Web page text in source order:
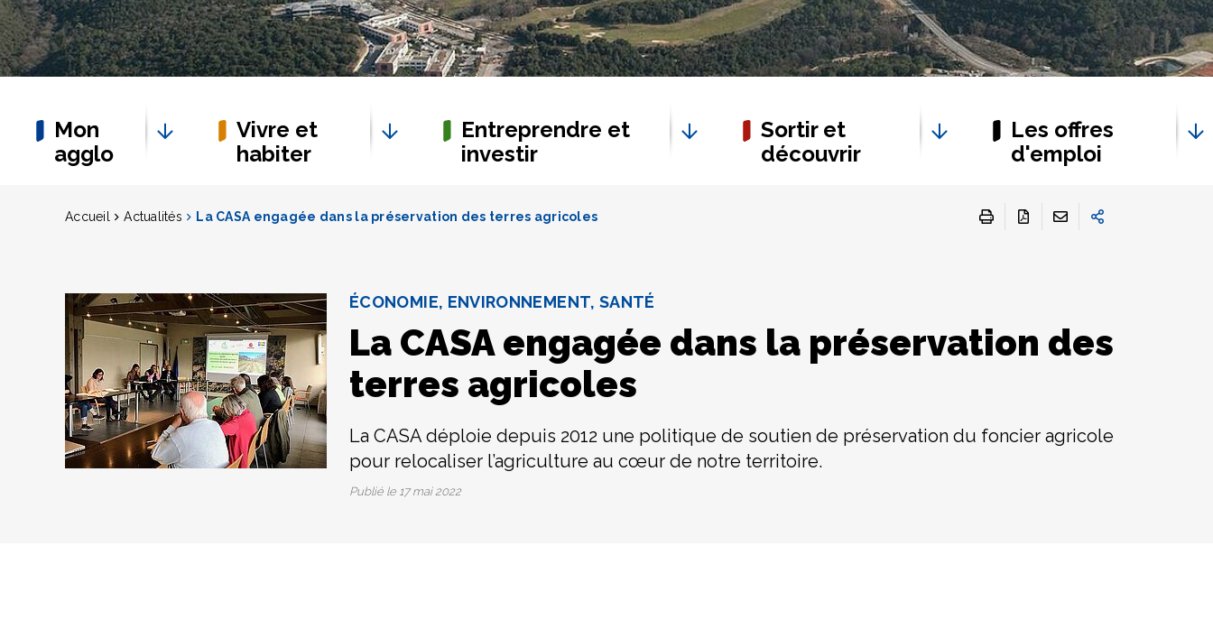
Mon
agglo
Vivre et
habiter
Entreprendre et
investir
Sortir et
découvrir
Les offres
d'emploi
Accueil Actualités La CASA engagée dans la préservation des terres agricoles
ÉCONOMIE, ENVIRONNEMENT, SANTÉ
La CASA engagée dans la préservation des
terres agricoles
La CASA déploie depuis 2012 une politique de soutien de préservation du foncier agricole
pour relocaliser l’agriculture au cœur de notre territoire.
Publié le 17 mai 2022